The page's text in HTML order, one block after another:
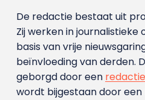
De redactie bestaat uit
Zij werken in journalistieke
basis van vrije
beïnvloeding van derden.
geborgd door een
wordt bijgestaan door een